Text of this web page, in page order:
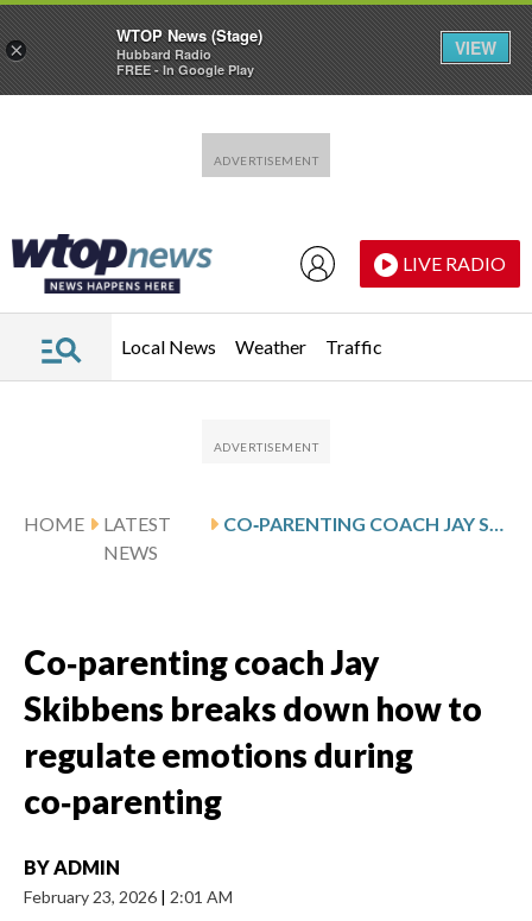
LIVE RADIO
Local News Weather Traffic
HOME
LATEST
NEWS
CO‑PARENTING COACH JAY SKIBBENS BREAKS DOWN HOW TO REGULATE EMOTIONS DURING CO‑PARENTING
Co‑parenting coach Jay
Skibbens breaks down how to
regulate emotions during
co‑parenting
BYADMIN
February 23, 2026 | 2:01 AM
×
WTOP News (Stage)
Hubbard Radio
FREE - In Google Play
VIEW